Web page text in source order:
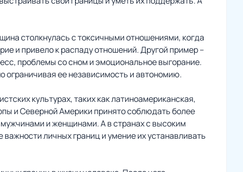
столкнулась с токсичными отношениями, когда
и привело к распаду отношений. Другой пример –
проблемы со сном и эмоциональное выгорание.
ограничивая ее независимость и автономию.
культурах, таких как латиноамериканская,
и Северной Америки принято соблюдать более
и женщинами. А в странах с высоким
личных границ и умение их устанавливать